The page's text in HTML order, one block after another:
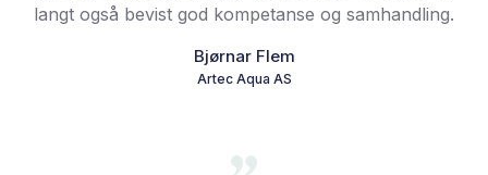
langt også bevist god kompetanse og samhandling.
Bjørnar Flem
Artec Aqua AS